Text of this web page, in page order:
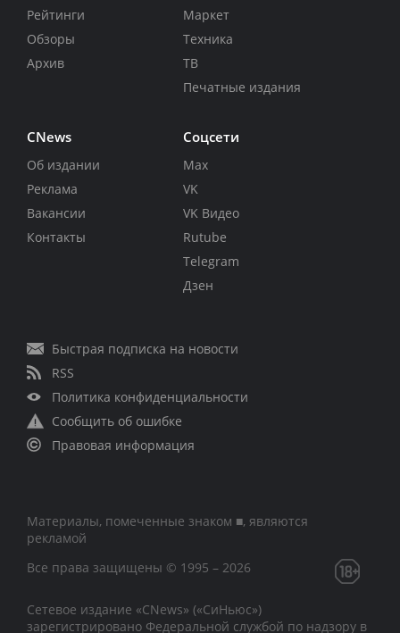
Рейтинги
Обзоры
Архив
Маркет
Техника
ТВ
Печатные издания
CNews
Об издании
Реклама
Вакансии
Контакты
Соцсети
Max
VK
VK Видео
Rutube
Telegram
Дзен
Быстрая подписка на новости
RSS
Политика конфиденциальности
Сообщить об ошибке
Правовая информация
Материалы, помеченные знаком ■, являются
рекламой
Все права защищены © 1995 – 2026
Сетевое издание «CNews» («СиНьюс»)
зарегистрировано Федеральной службой по надзору в